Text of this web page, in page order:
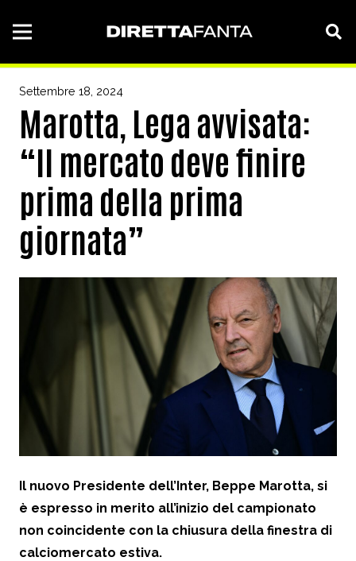
Settembre 18, 2024
Marotta, Lega avvisata:
“Il mercato deve finire
prima della prima
giornata”
Il nuovo Presidente dell’Inter, Beppe Marotta, si
è espresso in merito all’inizio del campionato
non coincidente con la chiusura della finestra di
calciomercato estiva.